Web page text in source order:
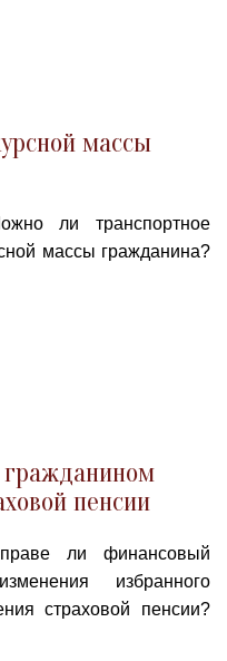
массы
ли транспортное
массы гражданина?
гражданином
пенсии
ли финансовый
избранного
страховой пенсии?